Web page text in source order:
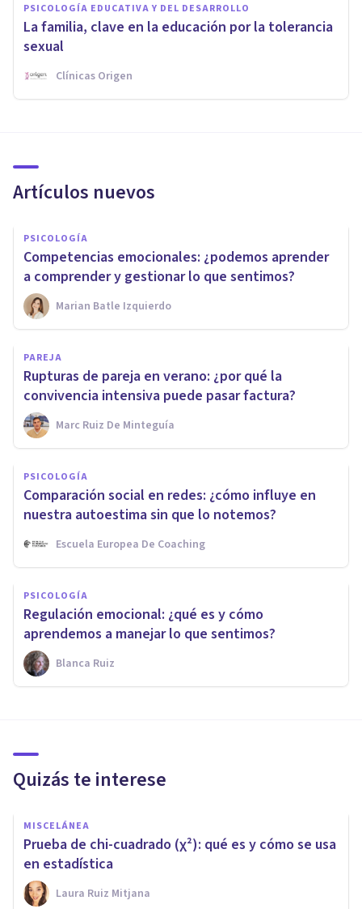
PSICOLOGÍA EDUCATIVA Y DEL DESARROLLO
La familia, clave en la educación por la tolerancia
sexual
Clínicas Origen
Artículos nuevos
PSICOLOGÍA
Competencias emocionales: ¿podemos aprender
a comprender y gestionar lo que sentimos?
Marian Batle Izquierdo
PAREJA
Rupturas de pareja en verano: ¿por qué la
convivencia intensiva puede pasar factura?
Marc Ruiz De Minteguía
PSICOLOGÍA
Comparación social en redes: ¿cómo influye en
nuestra autoestima sin que lo notemos?
Escuela Europea De Coaching
PSICOLOGÍA
Regulación emocional: ¿qué es y cómo
aprendemos a manejar lo que sentimos?
Blanca Ruiz
Quizás te interese
MISCELÁNEA
Prueba de chi-cuadrado (χ²): qué es y cómo se usa
en estadística
Laura Ruiz Mitjana